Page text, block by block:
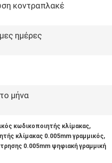
κοντραπλακέ
ημέρες
μήνα
κωδικοποιητής κλίμακας,
κλίμακας 0.005mm γραμμικός,
0.005mm ψηφιακή γραμμική